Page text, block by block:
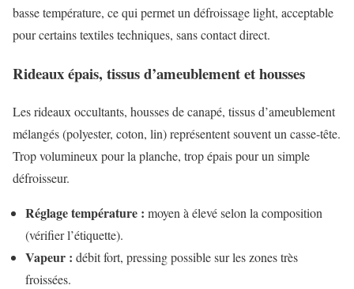
basse température, ce qui permet un défroissage light, acceptable
pour certains textiles techniques, sans contact direct.
Rideaux épais, tissus d’ameublement et housses
Les rideaux occultants, housses de canapé, tissus d’ameublement
mélangés (polyester, coton, lin) représentent souvent un casse-tête.
Trop volumineux pour la planche, trop épais pour un simple
défroisseur.
Réglage température : moyen à élevé selon la composition
(vérifier l’étiquette).
Vapeur : débit fort, pressing possible sur les zones très
froissées.